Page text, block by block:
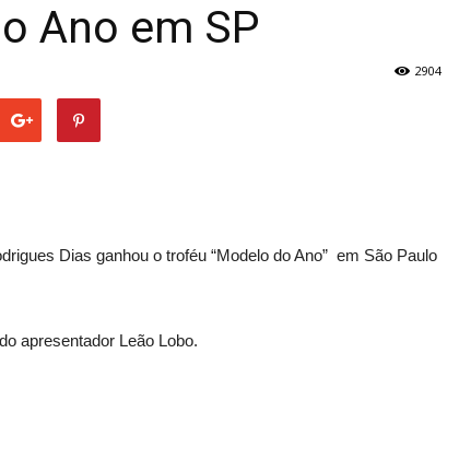
Ano em SP
2904
Dias ganhou o troféu “Modelo do Ano” em São Paulo
apresentador Leão Lobo.